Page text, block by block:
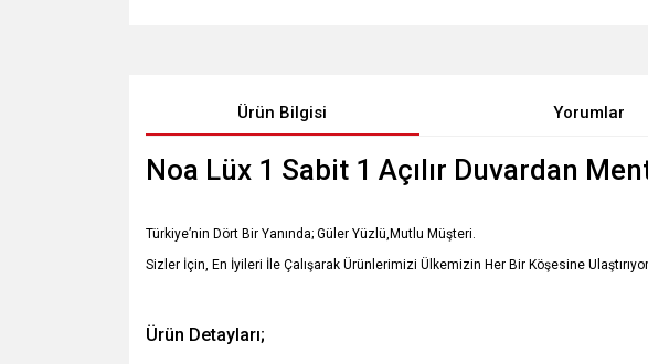
Ürün Bilgisi Yorumlar
Noa Lüx 1 Sabit 1 Açılır Duvardan
Türkiye’nin Dört Bir Yanında; Güler Yüzlü,Mutlu Müşteri.
Sizler İçin, En İyileri İle Çalışarak Ürünlerimizi Ülkemizin Her Bir Köşesine
Ürün Detayları;